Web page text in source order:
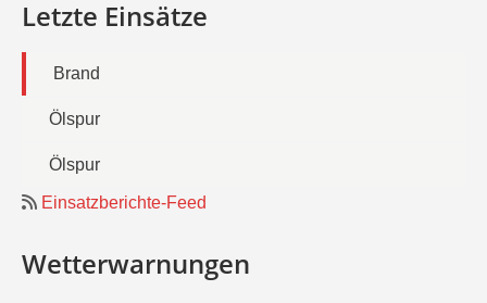
Letzte Einsätze
Brand
Ölspur
Ölspur
Einsatzberichte-Feed
Wetterwarnungen